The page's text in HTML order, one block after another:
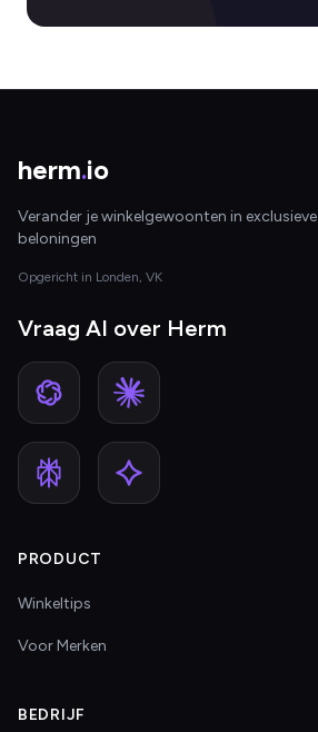
herm.io
Verander je winkelgewoonten in exclusieve
beloningen
Opgericht in Londen, VK
Vraag AI over Herm
PRODUCT
Winkeltips
Voor Merken
BEDRIJF